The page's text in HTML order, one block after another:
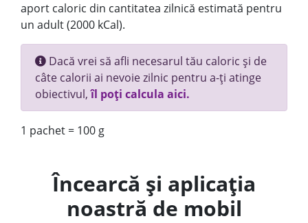
aport caloric din cantitatea zilnică estimată pentru
un adult (2000 kCal).
Dacă vrei să afli necesarul tău caloric și de
câte calorii ai nevoie zilnic pentru a-ți atinge
obiectivul,îl poți calcula aici.
1 pachet = 100 g
Încearcă și aplicația
noastră de mobil